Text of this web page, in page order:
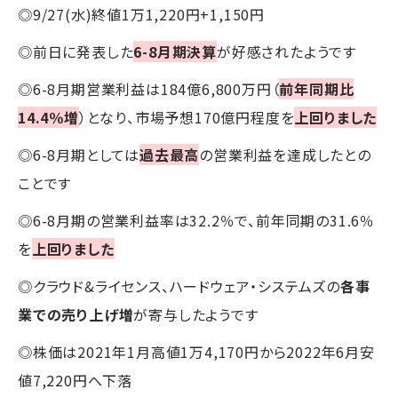
◎9/27(水)終値1万1,220円+1,150円
◎前日に発表した6-8月期決算が好感されたようです
◎6-8月期営業利益は184億6,800万円（前年同期比
14.4％増）となり、市場予想170億円程度を 上回りました
◎6-8月期としては過去最高の営業利益を達成したとの
ことです
◎6-8月期の営業利益率は32.2％で、前年同期の31.6％
を 上回りました
◎クラウド&ライセンス、ハードウェア・システムズの各事
業での売り上げ増が寄与したようです
◎株価は2021年1月高値1万4,170円から2022年6月安
値7,220円へ下落